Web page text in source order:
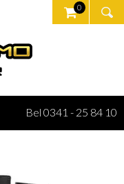
0
Bel 0341 - 25 84 10